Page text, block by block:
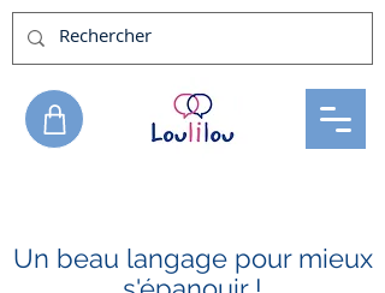
Un beau langage pour mieux